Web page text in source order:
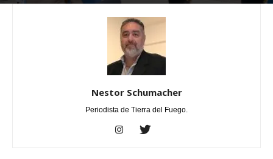
Por Nestor Schumacher - febrero 23, 2026 0
Nestor Schumacher
Periodista de Tierra del Fuego.